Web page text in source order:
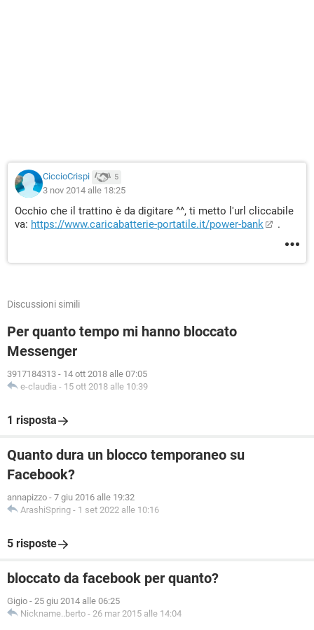
CiccioCrispi 5
3 nov 2014 alle 18:25
Occhio che il trattino è da digitare ^^, ti metto l'url cliccabile
va: https://www.caricabatterie-portatile.it/power-bank .
Discussioni simili
Per quanto tempo mi hanno bloccato
Messenger
3917184313 - 14 ott 2018 alle 07:05
e-claudia - 15 ott 2018 alle 10:39
1 risposta
Quanto dura un blocco temporaneo su
Facebook?
annapizzo - 7 giu 2016 alle 19:32
ArashiSpring - 1 set 2022 alle 10:16
5 risposte
bloccato da facebook per quanto?
Gigio - 25 giu 2014 alle 06:25
Nickname..berto - 26 mar 2015 alle 14:04